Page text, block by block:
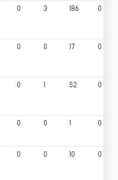
0 3 186 0
0 0 17 0
0 1 52 0
0 0 1 0
0 0 10 0